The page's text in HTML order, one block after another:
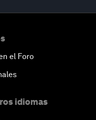
el Foro
idiomas